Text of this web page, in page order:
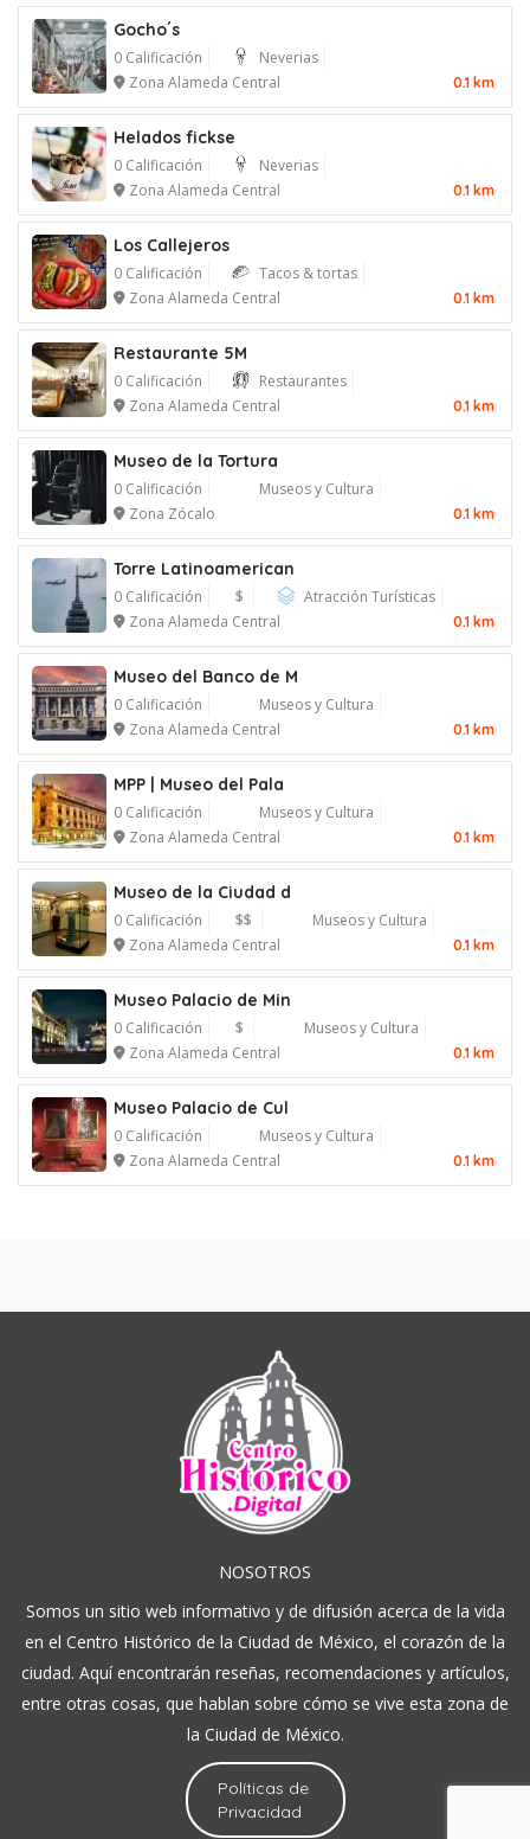
Gocho´s
0 Calificación
Neverias
Zona Alameda Central
0.1 km
Helados fickse
0 Calificación
Neverias
Zona Alameda Central
0.1 km
Los Callejeros
0 Calificación
Tacos & tortas
Zona Alameda Central
0.1 km
Restaurante 5M
0 Calificación
Restaurantes
Zona Alameda Central
0.1 km
Museo de la Tortura
0 Calificación
Museos y Cultura
Zona Zócalo
0.1 km
Torre Latinoamerican
0 Calificación $
Atracción Turísticas
Zona Alameda Central
0.1 km
Museo del Banco de M
0 Calificación
Museos y Cultura
Zona Alameda Central
0.1 km
MPP | Museo del Pala
0 Calificación
Museos y Cultura
Zona Alameda Central
0.1 km
Museo de la Ciudad d
0 Calificación $$
Museos y Cultura
Zona Alameda Central
0.1 km
Museo Palacio de Min
0 Calificación $
Museos y Cultura
Zona Alameda Central
0.1 km
Museo Palacio de Cul
0 Calificación
Museos y Cultura
Zona Alameda Central
0.1 km
NOSOTROS
Somos un sitio web informativo y de difusión acerca de la vida
en el Centro Histórico de la Ciudad de México, el corazón de la
ciudad. Aquí encontrarán reseñas, recomendaciones y artículos,
entre otras cosas, que hablan sobre cómo se vive esta zona de
la Ciudad de México.
Políticas de
Privacidad